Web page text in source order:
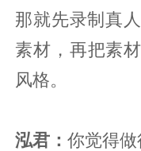
那就先录制真
素材，再把素
风格。
泓君：你觉得做